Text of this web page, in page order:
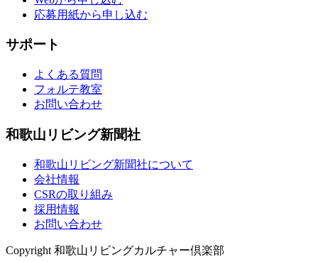
応募用紙から申し込む
サポート
よくある質問
フォルテ教室
お問い合わせ
和歌山リビング新聞社
和歌山リビング新聞社について
会社情報
CSRの取り組み
採用情報
お問い合わせ
Copyright 和歌山リビングカルチャー倶楽部